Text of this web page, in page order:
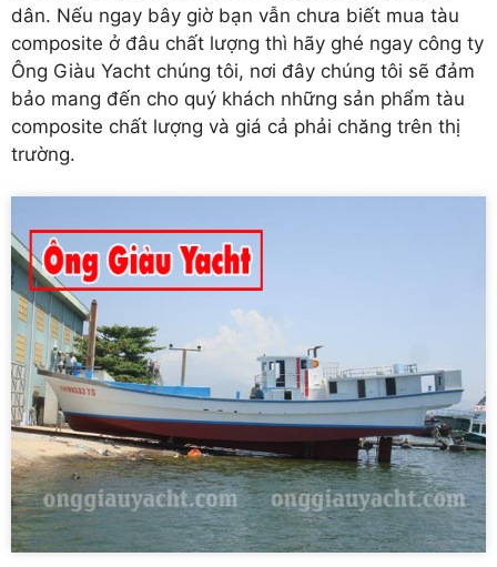
dân. Nếu ngay bây giờ bạn vẫn chưa biết mua tàu
composite ở đâu chất lượng thì hãy ghé ngay công ty
Ông Giàu Yacht chúng tôi, nơi đây chúng tôi sẽ đảm
bảo mang đến cho quý khách những sản phẩm tàu
composite chất lượng và giá cả phải chăng trên thị
trường.